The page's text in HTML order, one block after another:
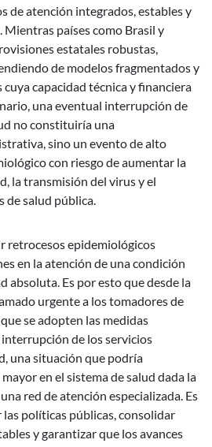
de atención integrados, estables y
Mientras países como Brasil y
estatales robustas,
de modelos fragmentados y
capacidad técnica y financiera
una eventual interrupción de
no constituiría una
sino un evento de alto
con riesgo de aumentar la
la transmisión del virus y el
de salud pública.
retrocesos epidemiológicos
en la atención de una condición
absoluta. Es por esto que desde la
urgente a los tomadores de
se adopten las medidas
de los servicios
una situación que podría
en el sistema de salud dada la
red de atención especializada. Es
políticas públicas, consolidar
y garantizar que los avances